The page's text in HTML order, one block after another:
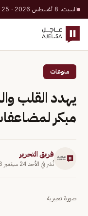
السبت، 8 أغسطس 2026 · 25 صفر 1448 هـ
منوعات
يهدد القلب
مبكر
فريق التحرير
نُشر في الأحد 24 سبتمبر 2023
صورة تعبيرية